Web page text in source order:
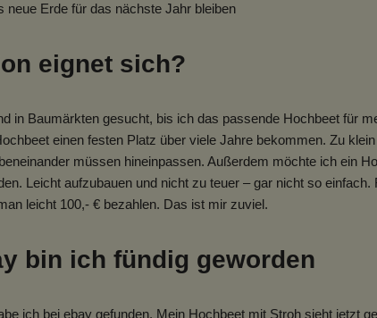
neue Erde für das nächste Jahr bleiben
eignet sich?
in Baumärkten gesucht, bis ich das passende Hochbeet für
einen festen Platz über viele Jahre bekommen. Zu
müssen hineinpassen. Außerdem möchte ich ein
Leicht aufzubauen und nicht zu teuer – gar nicht so einfach.
leicht 100,- € bezahlen. Das ist mir zuviel.
bin ich fündig geworden
ich bei ebay gefunden. Mein Hochbeet mit Stroh sieht jetzt